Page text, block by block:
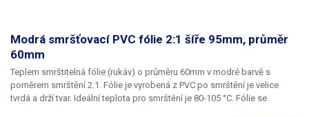
Modrá smršťovací PVC fólie 2:1 šíře 95mm, průměr
60mm
Teplem smrštitelná fólie (rukáv) o průměru 60mm v modré barvě s
poměrem smrštění 2:1. Fólie je vyrobená z PVC po smrštění je velice
tvrdá a drží tvar. Ideální teplota pro smrštění je 80-105 °C. Fólie se